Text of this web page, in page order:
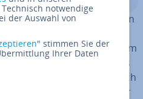
Time to relax.”
So werden
Systems CouchDB
und Sorg­lo­sig­keit beim
laut der Ent­wick­ler des
denn „Couch”
soll auch
viel bis gar nichts mit der
Technisch notwendige
der Auswahl von
" stimmen Sie der
Ihrer Daten